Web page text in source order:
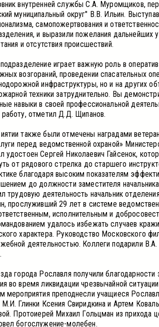
внутренней службы С.А. Муромщиков,
муниципальный округ" В.В. Ильин.
самопожертвования и
и выразили пожелания дальнейших
и отсутствия происшествий.
играет важную роль в
возгораний, проведении спасательных
инфраструктуры, но и на других
техники затруднительно. Вы
навыки в своей профессиональной
отметил Д.Д. Щипанов.
также были отмечены наградами
перед ведомственной охраной»
Сергей Николаевич Гайсенок,
от рядового стрелка до старшего
благодаря высоким показателям
до должности заместителя
трудовую деятельность начальник
прослуживший 29 лет в системе
исполнительным и
удалось избежать случаев
характера. Руководство Московского
деятельностью. Коллеги подарили
города Рославля получили благодарности
во время ликвидации чрезвычайной
мероприятия преподнесли учащиеся
Глинки Ксения Свиридкина и Артем
Протоиерей Михаил Гольцман из прихода
богослужение-молебен.